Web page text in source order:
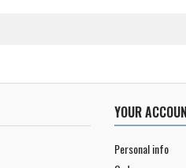
YOUR
Personal info